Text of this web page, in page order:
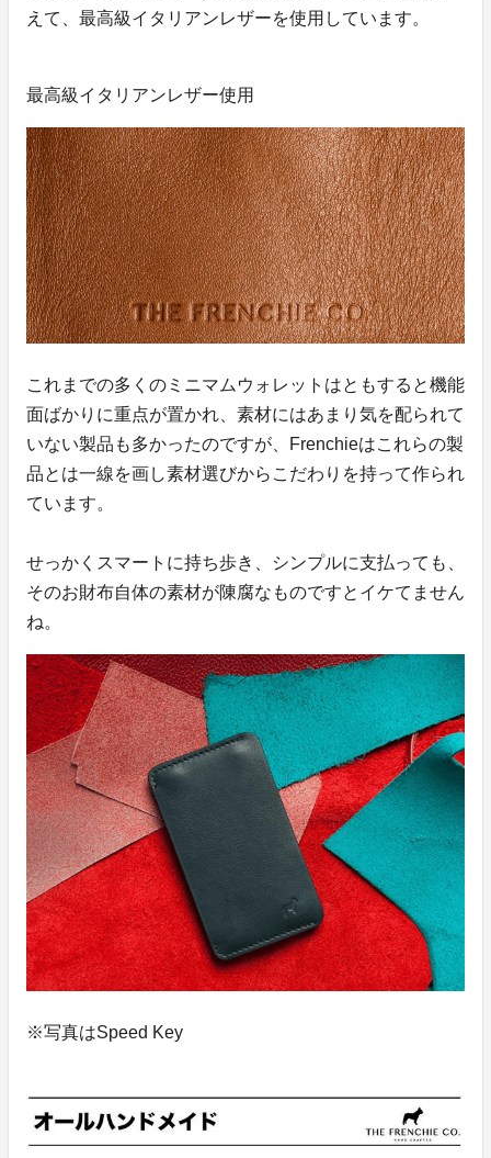
えて、最高級イタリアンレザーを使用しています。
最高級イタリアンレザー使用
これまでの多くのミニマムウォレットはともすると機能
面ばかりに重点が置かれ、素材にはあまり気を配られて
いない製品も多かったのですが、Frenchieはこれらの製
品とは一線を画し素材選びからこだわりを持って作られ
ています。
せっかくスマートに持ち歩き、シンプルに支払っても、
そのお財布自体の素材が陳腐なものですとイケてません
ね。
※写真はSpeed Key